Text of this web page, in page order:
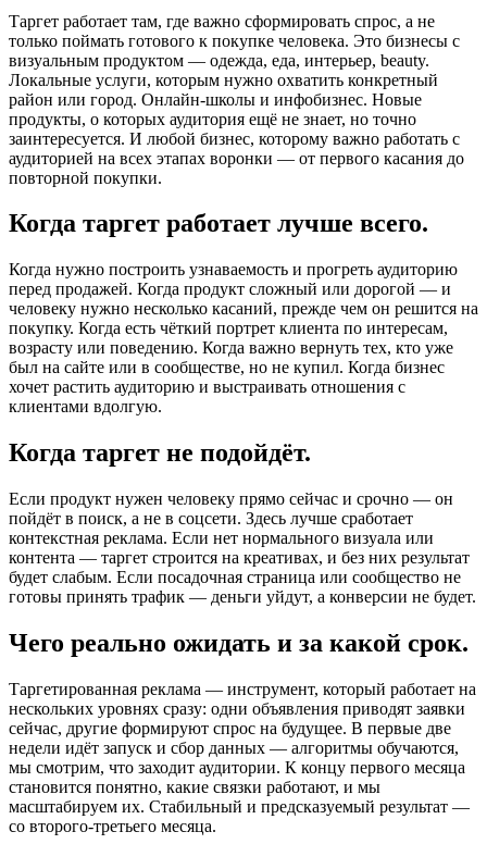
Таргет работает там, где важно сформировать спрос, а не
только поймать готового к покупке человека. Это бизнесы с
визуальным продуктом — одежда, еда, интерьер, beauty.
Локальные услуги, которым нужно охватить конкретный
район или город. Онлайн-школы и инфобизнес. Новые
продукты, о которых аудитория ещё не знает, но точно
заинтересуется. И любой бизнес, которому важно работать с
аудиторией на всех этапах воронки — от первого касания до
повторной покупки.
Когда таргет работает лучше всего.
Когда нужно построить узнаваемость и прогреть аудиторию
перед продажей. Когда продукт сложный или дорогой — и
человеку нужно несколько касаний, прежде чем он решится на
покупку. Когда есть чёткий портрет клиента по интересам,
возрасту или поведению. Когда важно вернуть тех, кто уже
был на сайте или в сообществе, но не купил. Когда бизнес
хочет растить аудиторию и выстраивать отношения с
клиентами вдолгую.
Когда таргет не подойдёт.
Если продукт нужен человеку прямо сейчас и срочно — он
пойдёт в поиск, а не в соцсети. Здесь лучше сработает
контекстная реклама. Если нет нормального визуала или
контента — таргет строится на креативах, и без них результат
будет слабым. Если посадочная страница или сообщество не
готовы принять трафик — деньги уйдут, а конверсии не будет.
Чего реально ожидать и за какой срок.
Таргетированная реклама — инструмент, который работает на
нескольких уровнях сразу: одни объявления приводят заявки
сейчас, другие формируют спрос на будущее. В первые две
недели идёт запуск и сбор данных — алгоритмы обучаются,
мы смотрим, что заходит аудитории. К концу первого месяца
становится понятно, какие связки работают, и мы
масштабируем их. Стабильный и предсказуемый результат —
со второго-третьего месяца.